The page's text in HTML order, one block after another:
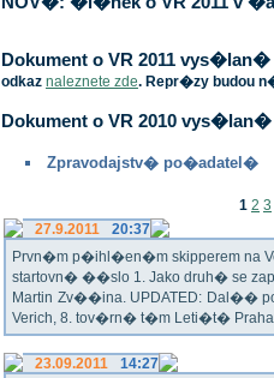
Dokument o VR 2011
odkaz naleznete zde. Repr�zy budou
Dokument o VR 2010
Zpravodajstv� po�adatel�
1 2 3
27.9.2011
20:37
Prvn�m p�ihl�en�m skipperem na
startovn� ��slo 1. Jako druh� se
Martin Zv��ina. UPDATED: Dal��
Verich, 8. tov�rn� t�m Leti�t� Praha
23.09.2011
14:27